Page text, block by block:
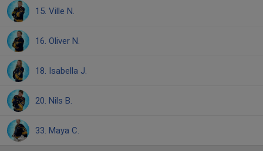
15. Ville N.
16. Oliver N.
18. Isabella J.
20. Nils B.
33. Maya C.